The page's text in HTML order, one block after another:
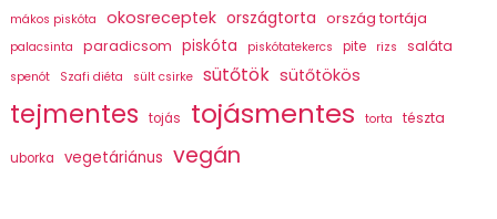
mákos piskóta okosreceptek országtorta ország tortája
palacsinta paradicsom piskóta piskótatekercs pite rizs saláta
spenót Szafi diéta sült csirke sütőtök sütőtökös
tejmentes tojás tojásmentes torta tészta
uborka vegetáriánus vegán